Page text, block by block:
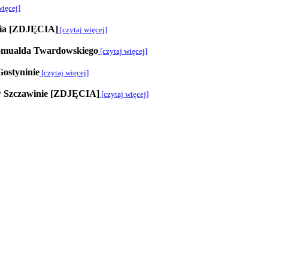
[ZDJĘCIA] [czytaj więcej]
Twardowskiego [czytaj więcej]
[czytaj więcej]
Szczawinie [ZDJĘCIA] [czytaj więcej]